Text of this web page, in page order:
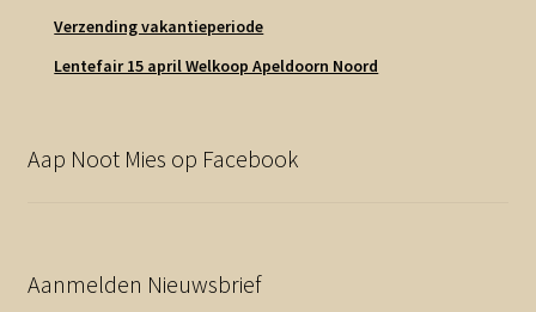
Verzending vakantieperiode
Lentefair 15 april Welkoop Apeldoorn Noord
Aap Noot Mies op Facebook
Aanmelden Nieuwsbrief